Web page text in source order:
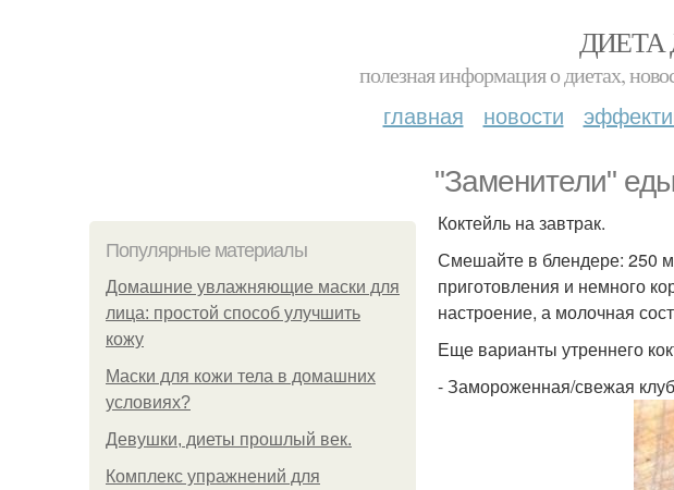
ДИЕТА
полезная информация о диетах,
главная новости
"Заменители"
Популярные материалы
Домашние увлажняющие маски для
лица: простой способ улучшить
кожу
Маски для кожи тела в домашних
условиях?
Девушки, диеты прошлый век.
Комплекс упражнений для
Коктейль на завтрак.
Смешайте в блендере: 250
приготовления и немного
настроение, а молочная
Еще варианты утреннего
- Замороженная/свежая